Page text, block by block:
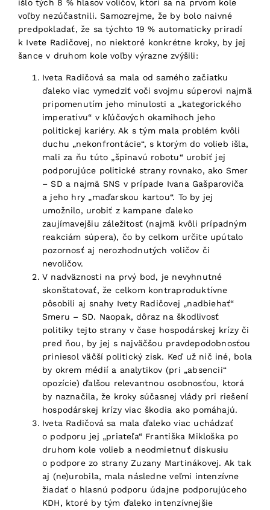
išlo tých 8 % hlasov voličov, ktorí sa na prvom kole
voľby nezúčastnili. Samozrejme, že by bolo naivné
predpokladať, že sa týchto 19 % automaticky priradí
k Ivete Radičovej, no niektoré konkrétne kroky, by jej
šance v druhom kole voľby výrazne zvýšili:
Iveta Radičová sa mala od samého začiatku
ďaleko viac vymedziť voči svojmu súperovi najmä
pripomenutím jeho minulosti a „kategorického
imperatívu“ v kľúčových okamihoch jeho
politickej kariéry. Ak s tým mala problém kvôli
duchu „nekonfrontácie“, s ktorým do volieb išla,
mali za ňu túto „špinavú robotu“ urobiť jej
podporujúce politické strany rovnako, ako Smer
– SD a najmä SNS v prípade Ivana Gašparoviča
a jeho hry „maďarskou kartou“. To by jej
umožnilo, urobiť z kampane ďaleko
zaujímavejšiu záležitosť (najmä kvôli prípadným
reakciám súpera), čo by celkom určite upútalo
pozornosť aj nerozhodnutých voličov či
nevoličov.
V nadväznosti na prvý bod, je nevyhnutné
skonštatovať, že celkom kontraproduktívne
pôsobili aj snahy Ivety Radičovej „nadbiehať“
Smeru – SD. Naopak, dôraz na škodlivosť
politiky tejto strany v čase hospodárskej krízy či
pred ňou, by jej s najväčšou pravdepodobnosťou
priniesol väčší politický zisk. Keď už nič iné, bola
by okrem médií a analytikov (pri „absencii“
opozície) ďalšou relevantnou osobnosťou, ktorá
by naznačila, že kroky súčasnej vlády pri riešení
hospodárskej krízy viac škodia ako pomáhajú.
Iveta Radičová sa mala ďaleko viac uchádzať
o podporu jej „priateľa“ Františka Mikloška po
druhom kole volieb a neodmietnuť diskusiu
o podpore zo strany Zuzany Martinákovej. Ak tak
aj (ne)urobila, mala následne veľmi intenzívne
žiadať o hlasnú podporu údajne podporujúceho
KDH, ktoré by tým ďaleko intenzívnejšie